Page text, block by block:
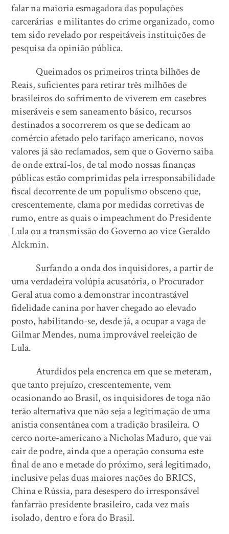
falar na maioria esmagadora das populações
carcerárias e militantes do crime organizado, como
tem sido revelado por respeitáveis instituições de
pesquisa da opinião pública.
Queimados os primeiros trinta bilhões de
Reais, suficientes para retirar três milhões de
brasileiros do sofrimento de viverem em casebres
miseráveis e sem saneamento básico, recursos
destinados a socorrerem os que se dedicam ao
comércio afetado pelo tarifaço americano, novos
valores já são reclamados, sem que o Governo saiba
de onde extraí-los, de tal modo nossas finanças
públicas estão comprimidas pela irresponsabilidade
fiscal decorrente de um populismo obsceno que,
crescentemente, clama por medidas corretivas de
rumo, entre as quais o impeachment do Presidente
Lula ou a transmissão do Governo ao vice Geraldo
Alckmin.
Surfando a onda dos inquisidores, a partir de
uma verdadeira volúpia acusatória, o Procurador
Geral atua como a demonstrar incontrastável
fidelidade canina por haver chegado ao elevado
posto, habilitando-se, desde já, a ocupar a vaga de
Gilmar Mendes, numa improvável reeleição de
Lula.
Aturdidos pela encrenca em que se meteram,
que tanto prejuízo, crescentemente, vem
ocasionando ao Brasil, os inquisidores de toga não
terão alternativa que não seja a legitimação de uma
anistia consentânea com a tradição brasileira. O
cerco norte-americano a Nicholas Maduro, que vai
cair de podre, ainda que a operação consuma este
final de ano e metade do próximo, será legitimado,
inclusive pelas duas maiores nações do BRICS,
China e Rússia, para desespero do irresponsável
fanfarrão presidente brasileiro, cada vez mais
isolado, dentro e fora do Brasil.